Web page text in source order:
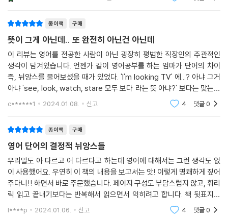
동료와 관련된 뉘앙스 파헤치기
날씨를 표현하는 단어들
CHAPTER 3 원어민만 아는 미묘한 뉘앙스 차이
1 주장하다, 단언하다 assert vs. claim
2 설득하다 persuade vs. convince
4 버릇, 습관 habit vs. custom
6 능력, 재능 ability vs. capability
7 연구, 조사 research vs. study
8 행위, 행동 action vs. behavior
9 책임, 의무 responsibility vs. duty
10 상황, 환경, 입장 situation vs. circumstance
11 전문가 expert vs. professional
12 중요한 important vs. crucial
좋겠음.
종이책 구매
뜻이 그게 아닌데.. 또 완전히 아닌건 아닌데
이 리뷰는 영어를 전공한 사람이 아닌 굉장히 평범한 직장인의 주관적인
생각이 담겨있습니다. 언젠가 같이 영어공부를 하는 엄마가 단어의 차이
즉, 뉘앙스를 물어보셨을 때가 있었다. 'I'm looking TV' 에...? 아냐 그거
아냐 'see, look, watch, stare 모두 보다 라는 뜻 아냐?' 보다는 맞는데
그럴 때 쓰는게 아냐.. 이게 미묘한 뉘앙스의 차이라 영어에 관한 가방끈이
c******1 2024.01.08. 신고 4 댓글0
종이책 구매
영어 단어의 결정적 뉘앙스들
우리말도 아 다르고 어 다르다고 하는데 영어에 대해서는 그런 생각도 없
이 사용했어요. 우연히 이 책의 내용을 보고서는 앗! 이렇게 명쾌하게 짚어
주다니!! 하면서 바로 주문했습니다. 페이지 구성도 부담스럽지 않고, 휘리
릭 읽고 끝내기보다는 반복해서 읽으면서 익히려고 합니다. 책 뒷표지에
적힌 글처럼 내 의도에 딱 맞게, 원어민이 오해하지 않게 제대로 말할 수 있
도록 공부하기
l****p 2024.01.06. 신고 4 댓글0